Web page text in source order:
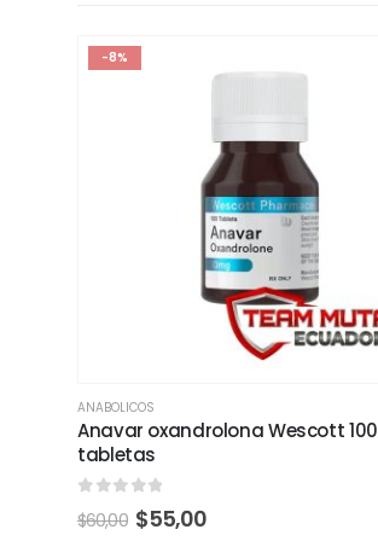
-8%
ANABOLICOS
Anavar oxandrolona Wescott 100
tabletas
out of 5
$60,00 El
$55,00El